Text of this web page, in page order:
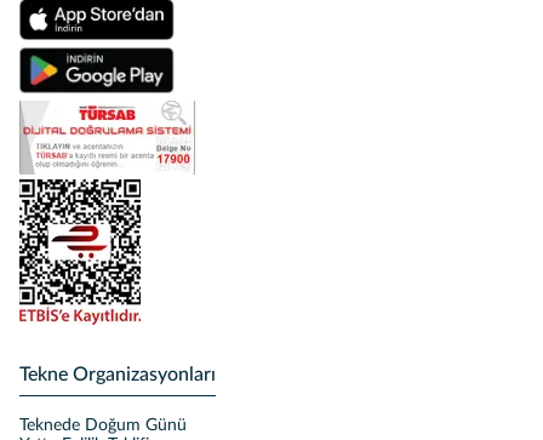
Tekne Organizasyonları
Teknede Doğum Günü